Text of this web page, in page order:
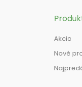
Akcia
Nové